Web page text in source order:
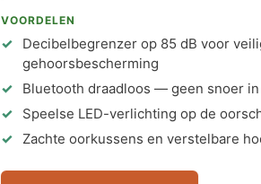
VOORDELEN
Decibelbegrenzer op 85 dB voor
gehoorsbescherming
Bluetooth draadloos — geen snoer
Speelse LED-verlichting op de
Zachte oorkussens en verstelbare